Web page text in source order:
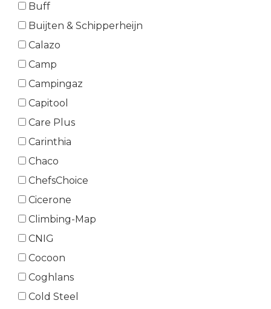
Buff
Buijten & Schipperheijn
Calazo
Camp
Campingaz
Capitool
Care Plus
Carinthia
Chaco
ChefsChoice
Cicerone
Climbing-Map
CNIG
Cocoon
Coghlans
Cold Steel